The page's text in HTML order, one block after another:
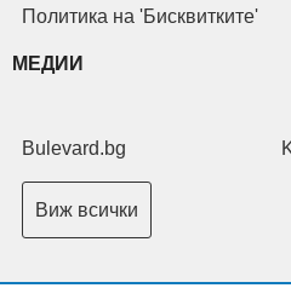
Политика на 'Бисквитките'
МЕДИИ
Bulevard.bg
Виж всички